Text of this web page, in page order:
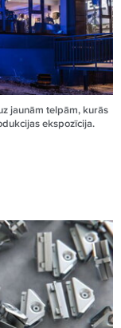
jaunām telpām, kurās
ekspozīcija.